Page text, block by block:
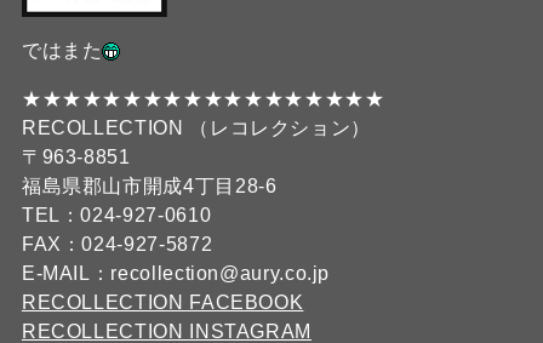
ではまた
★★★★★★★★★★★★★★★★★★
RECOLLECTION （レコレクション）
〒963-8851
福島県郡山市開成4丁目28-6
TEL：024-927-0610
FAX：024-927-5872
E-MAIL：recollection@aury.co.jp
RECOLLECTION FACEBOOK
RECOLLECTION INSTAGRAM